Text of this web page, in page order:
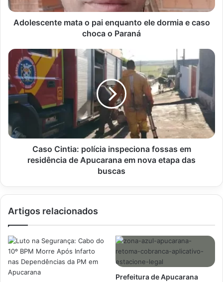
caso
choca
Adolescente mata o pai enquanto ele dormia e caso
choca o Paraná
Caso
Cintia:
polícia
inspeciona
fossas
em
de
Apucarana
Caso Cintia: polícia inspeciona fossas em
residência de Apucarana em nova etapa das
buscas
Artigos relacionados
Prefeitura de Apucarana